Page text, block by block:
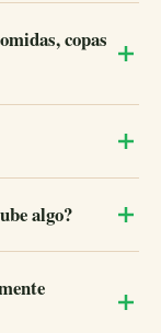
copas
algo?